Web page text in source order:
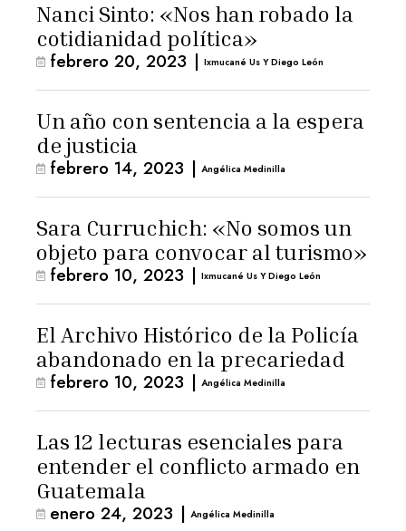
Nanci Sinto: «Nos han robado la
cotidianidad política»
febrero 20, 2023 | Ixmucané Us Y Diego León
Un año con sentencia a la espera
de justicia
febrero 14, 2023 | Angélica Medinilla
Sara Curruchich: «No somos un
objeto para convocar al turismo»
febrero 10, 2023 | Ixmucané Us Y Diego León
El Archivo Histórico de la Policía
abandonado en la precariedad
febrero 10, 2023 | Angélica Medinilla
Las 12 lecturas esenciales para
entender el conflicto armado en
Guatemala
enero 24, 2023 | Angélica Medinilla